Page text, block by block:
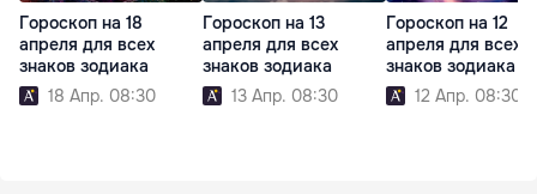
Гороскоп на 18
апреля для всех
знаков зодиака
18 Апр. 08:30
Гороскоп на 13
апреля для всех
знаков зодиака
13 Апр. 08:30
Гороскоп на 12
апреля для всех
знаков зодиака
12 Апр. 08:30